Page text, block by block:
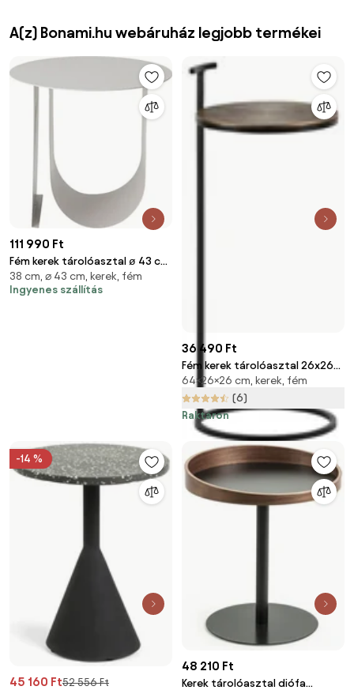
A(z) Bonami.hu webáruház legjobb termékei
111 990 Ft
Fém kerek tárolóasztal ø 43 cm
Cher – Bloomingville
38 cm, ⌀ 43 cm, kerek, fém
Ingyenes szállítás
36 490 Ft
Fém kerek tárolóasztal 26x26
cm Position – WOOOD
64×26×26 cm, kerek, fém
(6)
Raktáron
-14 %
45 160 Ft52 556 Ft
48 210 Ft
Kerek tárolóasztal diófa